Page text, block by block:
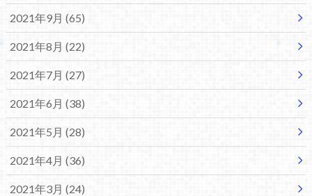
2021年9月 (65)
2021年8月 (22)
2021年7月 (27)
2021年6月 (38)
2021年5月 (28)
2021年4月 (36)
2021年3月 (24)